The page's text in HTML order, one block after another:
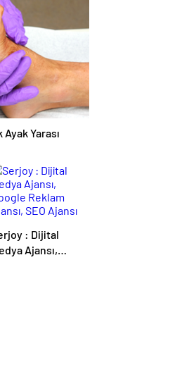
Duruşmasına
Yarası
: Dijital
Ajansı,